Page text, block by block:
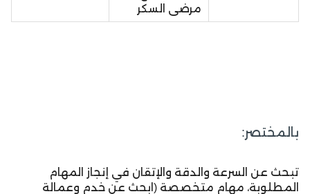
مرضى السكر
بالمختصر:
تبحث عن السرعة والدقة والإتقان في إنجاز المهام
المطلوبة، مهام متخصصة (ابحث عن خدم وعمالة